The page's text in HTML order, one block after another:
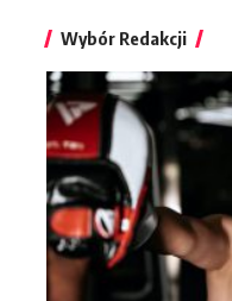
Wybór Redakcji